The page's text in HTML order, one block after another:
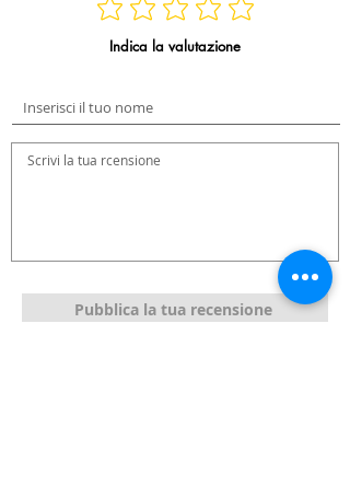
Indica la valutazione
Pubblica la tua recensione